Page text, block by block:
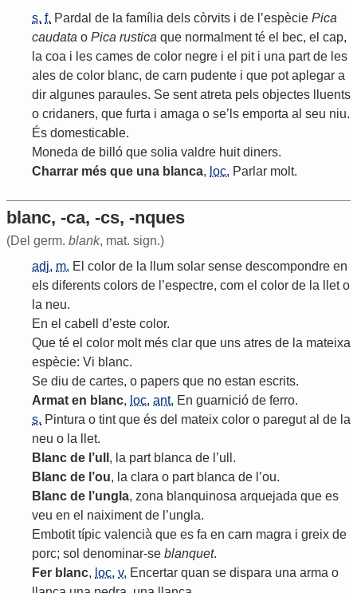
s. f. Pardal de la família dels còrvits i de ’espècie Pica
caudata o Pica rustica que normalment té el bec, el cap,
la coa i les cames de color negre i el pit i una part de les
ales de color blanc, de carn pudente i que pot aplegar a
dir algunes paraules. Se sent atreta pels objectes
lluents
o cridaners, que furta i amaga o se’ ls emporta al seu niu.
És domesticable.
Moneda de billó que solia valdre huit diners.
Charrar més que una blanca, loc. Parlar molt.
blanc, -ca, -cs, -nques
(Del germ. blank, mat. sign.)
adj. m. El color de la llum solar sense descompondre en
els diferents colors de ’espectre, com el color de la llet o
la neu.
En el cabell d’este color.
Que té el color molt més clar que uns atres de la mateixa
espècie: Vi blanc.
Se diu de cartes, o papers que no estan escrits.
Armat en blanc, loc. ant. En guarnició de ferro.
s. Pintura o tint que és del mateix color o paregut al de la
neu o la llet.
Blanc de ’ull , la part blanca de ’ull .
Blanc de ’ou, la clara o part blanca de ’ou.
Blanc de ’ungla, zona blanquinosa arquejada que es
veu en el naiximent de ’ungla.
Embotit típic valencià que es fa en carn magra i greix de
porc; sol denominar-se blanquet.
Fer blanc, loc. v. Encertar quan se dispara una arma o